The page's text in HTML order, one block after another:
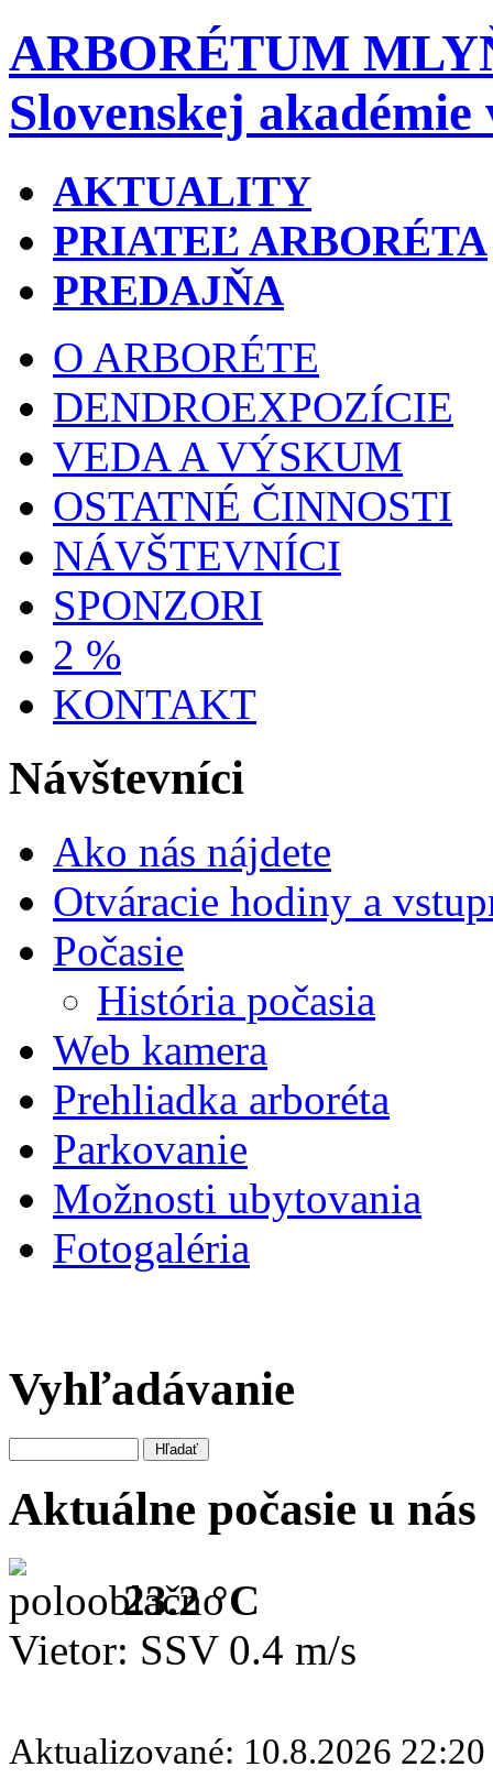
ARBORÉTUM
Slovenskej akadémie
AKTUALITY
PRIATEĽ ARBORÉTA
PREDAJŇA
O ARBORÉTE
DENDROEXPOZÍCIE
VEDA A VÝSKUM
OSTATNÉ ČINNOSTI
NÁVŠTEVNÍCI
SPONZORI
2 %
KONTAKT
Návštevníci
Ako nás nájdete
Otváracie hodiny a
Počasie
História počasia
Web kamera
Prehliadka arboréta
Parkovanie
Možnosti ubytovania
Fotogaléria
Vyhľadávanie
Aktuálne počasie u nás
23.2 °C
Vietor: SSV 0.4 m/s
Aktualizované: 10.8.2026 22:20